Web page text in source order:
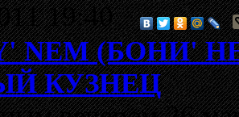
19:40
NEM (БОНИ'
КУЗНЕЦ